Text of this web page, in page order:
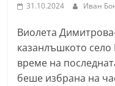
л
с
т
С
31.10.2024 Иван
Виолета
казанлъшкото село
време на
беше избрана на